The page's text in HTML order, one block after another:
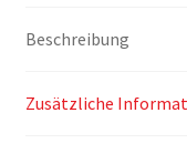
Beschreibung
Zusätzliche